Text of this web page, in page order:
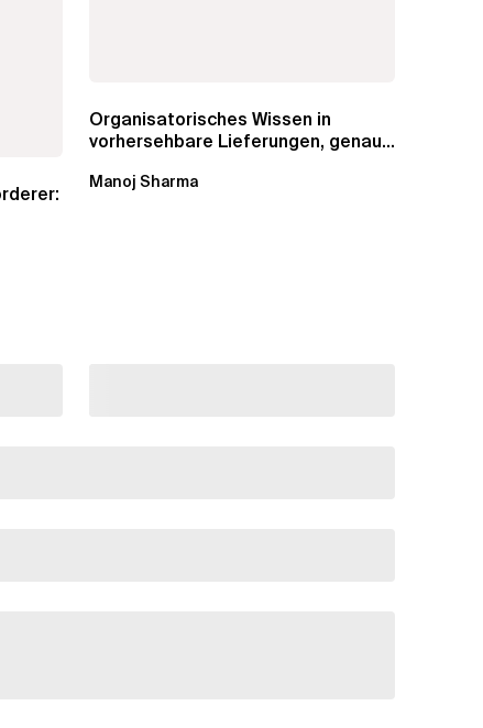
Organisatorisches Wissen in
vorhersehbare Lieferungen, genaue
Manoj Sharma